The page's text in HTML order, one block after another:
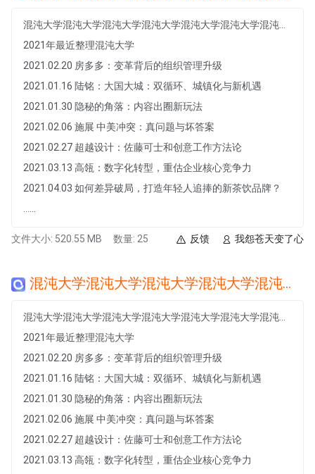
2021年最近整理混沌大学
2021.02.20 房多多：变革背后的组织管理升级
2021.01.16 陆铭：大国大城：双循环、城镇化与新机遇
2021.01.30 隐秘的角落：内容出圈新玩法
2021.02.06 施展 中美冲突：真问题与坏答案
2021.02.27 超越设计：佐藤可士和创意工作方法论
2021.03.13 高瓴：数字化转型，重估企业核心竞争力
2021.04.03 如何差异破局，打造年轻人追捧的新茶饮品牌？
文件大小: 520.55 MB 数量: 25 我怨苍天变了心
反馈
混沌大学混沌大学混沌大学混沌大学混沌大学混沌大学混沌大学混沌大学混沌大学混沌大学混沌大学混沌大学
2021年最近整理混沌大学
2021.02.20 房多多：变革背后的组织管理升级
2021.01.16 陆铭：大国大城：双循环、城镇化与新机遇
2021.01.30 隐秘的角落：内容出圈新玩法
2021.02.06 施展 中美冲突：真问题与坏答案
2021.02.27 超越设计：佐藤可士和创意工作方法论
2021.03.13 高瓴：数字化转型，重估企业核心竞争力